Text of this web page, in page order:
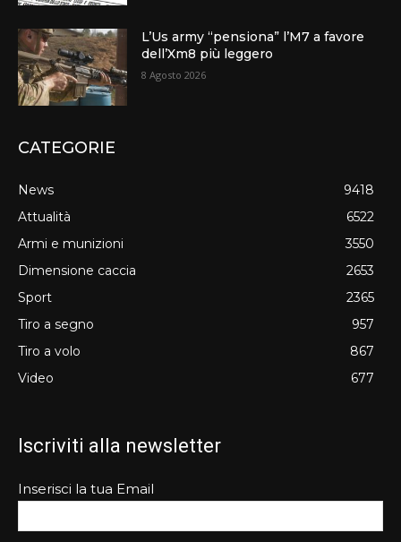
L’Us army “pensiona” l’M7 a favore
dell’Xm8 più leggero
8 Agosto 2026
CATEGORIE
News
9418
Attualità
6522
Armi e munizioni
3550
Dimensione caccia
2653
Sport
2365
Tiro a segno
957
Tiro a volo
867
Video
677
Iscriviti alla newsletter
Inserisci la tua Email